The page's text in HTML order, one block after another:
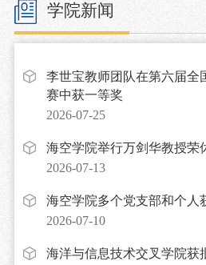
学院新闻
李世宝教师团队在第六届全
赛中获一等奖
2026-07-25
海空学院举行万剑华教授荣
2026-07-13
海空学院多个党支部和个人
2026-07-10
海洋与信息技术交叉学院获